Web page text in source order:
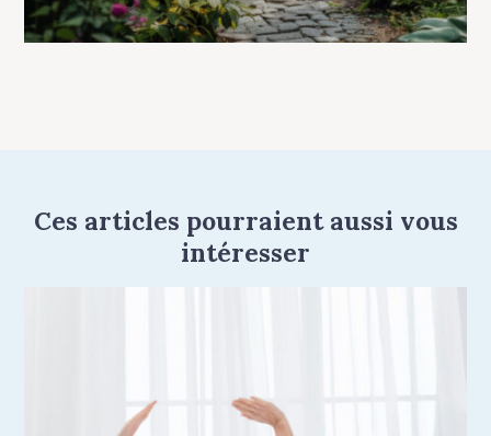
Ces articles pourraient aussi vous
intéresser